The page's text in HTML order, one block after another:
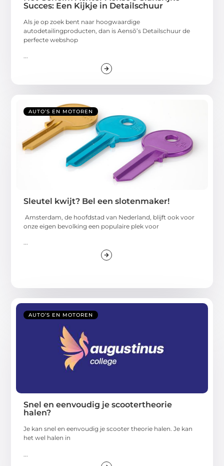
Succes: Een Kijkje in Detailschuur
Als je op zoek bent naar hoogwaardige
autodetailingproducten, dan is Aensõ’s Detailschuur de
perfecte webshop
AUTO’S EN MOTOREN
Sleutel kwijt? Bel een slotenmaker!
Amsterdam, de hoofdstad van Nederland, blijft ook voor
onze eigen bevolking een populaire plek voor
...
AUTO’S EN MOTOREN
Snel en eenvoudig je scootertheorie
halen?
Je kan snel en eenvoudig je scooter theorie halen. Je kan
het wel halen in